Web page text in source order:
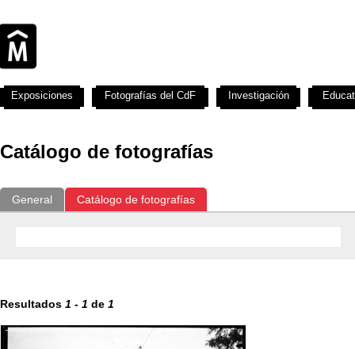
Catálogo de fotografías
General Catálogo de fotografías
Resultados 1 - 1 de 1
Exposiciones Fotografías del CdF Investigación